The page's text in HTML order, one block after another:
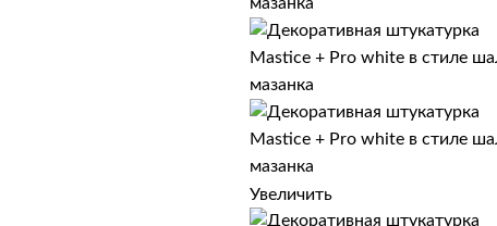
Увеличить